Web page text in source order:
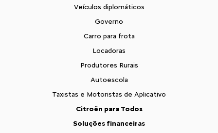
Veículos diplomáticos
Governo
Carro para frota
Locadoras
Produtores Rurais
Autoescola
Taxistas e Motoristas de Aplicativo
Citroën para Todos
Soluções financeiras